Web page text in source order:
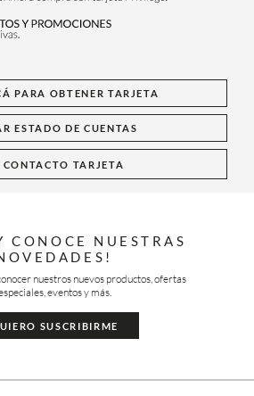
PARA OBTENER TARJETA
ESTADO DE CUENTAS
CONTACTO TARJETA
CONOCE NUESTRAS
nuestros nuevos productos, ofertas
eventos y más.
SUSCRIBIRME